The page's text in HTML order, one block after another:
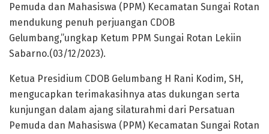
Pemuda dan Mahasiswa (PPM) Kecamatan Sungai Rotan
mendukung penuh perjuangan CDOB
Gelumbang,”ungkap Ketum PPM Sungai Rotan Lekiin
Sabarno.(03/12/2023).
Ketua Presidium CDOB Gelumbang H Rani Kodim, SH,
mengucapkan terimakasihnya atas dukungan serta
kunjungan dalam ajang silaturahmi dari Persatuan
Pemuda dan Mahasiswa (PPM) Kecamatan Sungai Rotan